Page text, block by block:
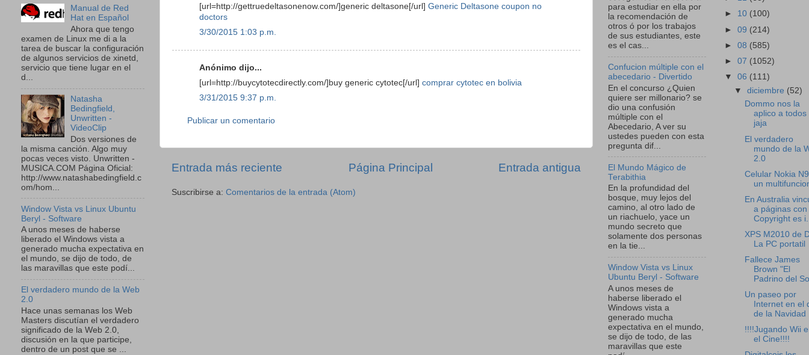
[url=http://gettruedeltasonenow.com/]generic deltasone[/url] Generic Deltasone coupon no
doctors
3/30/2015 1:03 p.m.
Anónimo dijo...
[url=http://buycytotecdirectly.com/]buy generic cytotec[/url] comprar cytotec en bolivia
3/31/2015 9:37 p.m.
Publicar un comentario
Entrada más reciente Entrada antigua
Página Principal
Suscribirse a: Comentarios de la entrada (Atom)
Manual de Red
Hat en Español
Ahora que tengo
examen de Linux me di a la
tarea de buscar la configuración
de algunos servicios de xinetd,
servicio que tiene lugar en el
d...
Natasha
Bedingfield,
Unwritten -
VideoClip
Dos versiones de
la misma canción. Algo muy
pocas veces visto. Unwritten -
MUSICA.COM Página Oficial:
http://www.natashabedingfield.c
om/hom...
Window Vista vs Linux Ubuntu
Beryl - Software
A unos meses de haberse
liberado el Windows vista a
generado mucha expectativa en
el mundo, se dijo de todo, de
las maravillas que este podí...
El verdadero mundo de la Web
2.0
Hace unas semanas los Web
Masters discutían el verdadero
significado de la Web 2.0,
discusión en la que participe,
dentro de un post que se ...
para estudiar en ella por
la recomendación de
otros ó por los trabajos
de sus estudiantes, este
es el cas...
Confucion múltiple con el
abecedario - Divertido
En el concurso ¿Quien
quiere ser millonario? se
dio una confusión
múltiple con el
Abecedario, A ver su
ustedes pueden con esta
pregunta dif...
El Mundo Mágico de
Terabithia
En la profundidad del
bosque, muy lejos del
camino, al otro lado de
un riachuelo, yace un
mundo secreto que
solamente dos personas
en la tie...
Window Vista vs Linux
Ubuntu Beryl - Software
A unos meses de
haberse liberado el
Windows vista a
generado mucha
expectativa en el mundo,
se dijo de todo, de las
maravillas que este
► 10 (100)
► 09 (214)
► 08 (585)
► 07 (1052)
▼ 06 (111)
▼diciembre (52)
Dommo nos la
aplico a todos
jaja
El verdadero
mundo de la
2.0
Celular Nokia
un
En Australia
a páginas con
Copyright es
XPS M2010 de
La PC portatil
Fallece James
Brown "El
Padrino del
Un paseo por
Internet en el
de la Navidad
!!!!Jugando Wii
el Cine!!!!